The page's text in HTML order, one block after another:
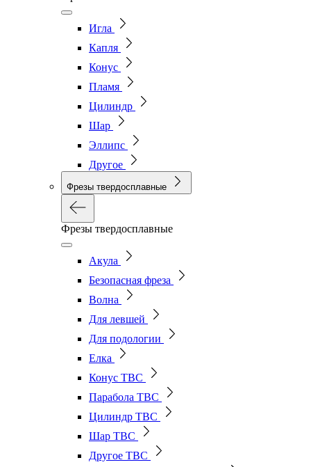
Игла
Капля
Конус
Пламя
Цилиндр
Шар
Эллипс
Другое
Фрезы твердосплавные
Фрезы твердосплавные
Акула
Безопасная фреза
Волна
Для левшей
Для подологии
Елка
Конус ТВС
Парабола ТВС
Цилиндр ТВС
Шар ТВС
Другое ТВС